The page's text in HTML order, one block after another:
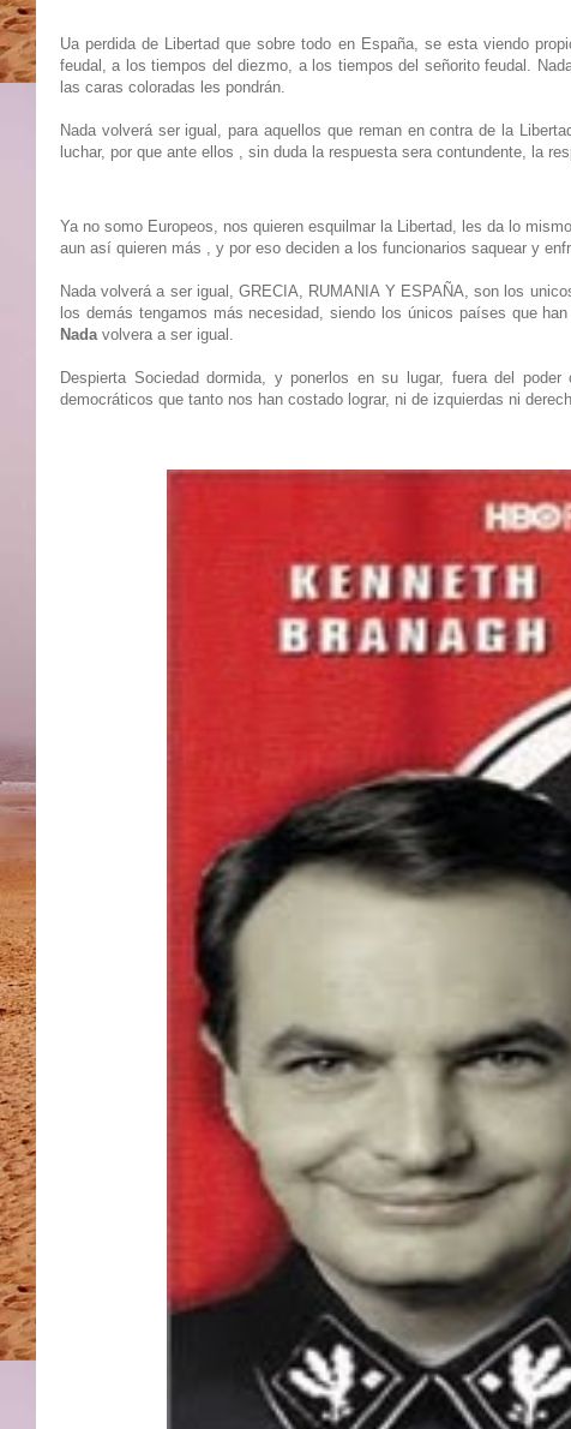
Ua perdida de Libertad que sobre todo en España, se esta viendo
feudal, a los tiempos del diezmo, a los tiempos del señorito feudal.
las caras coloradas les pondrán.
Nada volverá ser igual, para aquellos que reman en contra de la
luchar, por que ante ellos , sin duda la respuesta sera contundente, la
Ya no somo Europeos, nos quieren esquilmar la Libertad, les da lo
aun así quieren más , y por eso deciden a los funcionarios saquear y
Nada volverá a ser igual, GRECIA, RUMANIA Y ESPAÑA, son los
los demás tengamos más necesidad, siendo los únicos países que
Nadavolvera a ser igual.
Despierta Sociedad dormida, y ponerlos en su lugar, fuera del
democráticos que tanto nos han costado lograr, ni de izquierdas ni